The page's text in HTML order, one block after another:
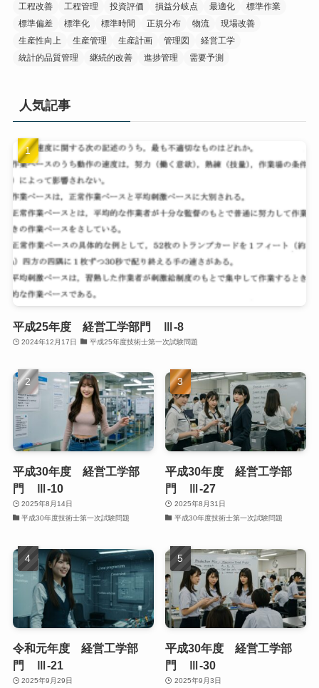
工程改善
工程管理 投資評価 損益分岐点 最適化
標準作業
標準偏差
標準化 標準時間 正規分布 物流
現場改善
生産性向上
生産管理 生産計画 管理図
経営工学
統計的品質管理
継続的改善 進捗管理 需要予測
人気記事
平成25年度 経営工学部門 Ⅲ-8
2024年12月17日 平成25年度技術士第一次試験問題
平成30年度 経営工学部
門 Ⅲ-10
2025年8月14日
平成30年度技術士第一次試験問題
平成30年度 経営工学部
門 Ⅲ-27
2025年8月31日
平成30年度技術士第一次試験問題
令和元年度 経営工学部
門 Ⅲ-21
2025年9月29日
平成30年度 経営工学部
門 Ⅲ-30
2025年9月3日